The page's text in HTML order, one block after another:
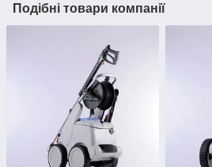
Подібні товари компанії